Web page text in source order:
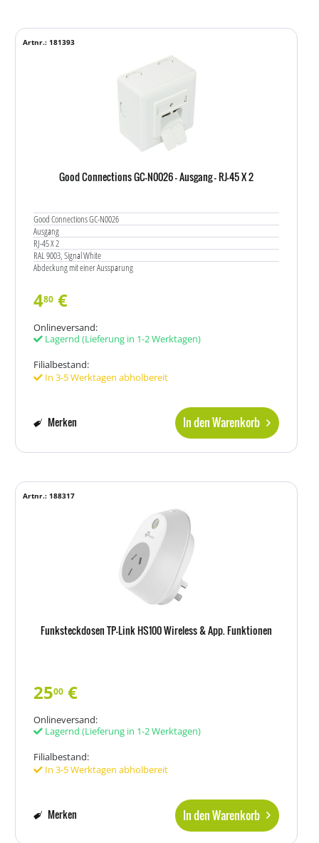
Good Connections GC-N0026 - Ausgang - RJ-45 X 2
Good Connections GC-N0026
Ausgang
RJ-45 X 2
RAL 9003, Signal White
Abdeckung mit einer Aussparung
Artnr.: 181393
480 €
Onlineversand:
Lagernd (Lieferung in 1-2 Werktagen)
Filialbestand:
In 3-5 Werktagen abholbereit
In den Warenkorb
Merken
Funksteckdosen TP-Link HS100 Wireless & App. Funktionen
Artnr.: 188317
2500 €
Onlineversand:
Lagernd (Lieferung in 1-2 Werktagen)
Filialbestand:
In 3-5 Werktagen abholbereit
In den Warenkorb
Merken